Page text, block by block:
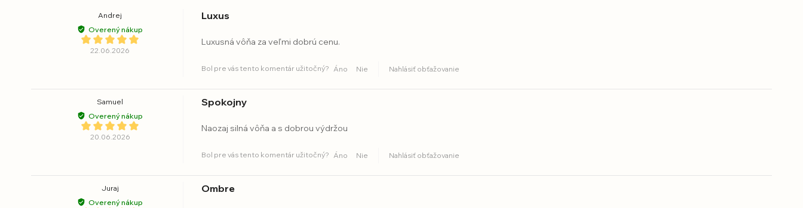
Andrej
Overený nákup
22.06.2026
Luxus
Luxusná vôňa za veľmi dobrú cenu.
Bol pre vás tento komentár užitočný? Áno Nie Nahlásiť obťažovanie
Samuel
Overený nákup
20.06.2026
Spokojny
Naozaj silná vôňa a s dobrou výdržou
Bol pre vás tento komentár užitočný? Áno Nie Nahlásiť obťažovanie
Juraj
Overený nákup
Ombre